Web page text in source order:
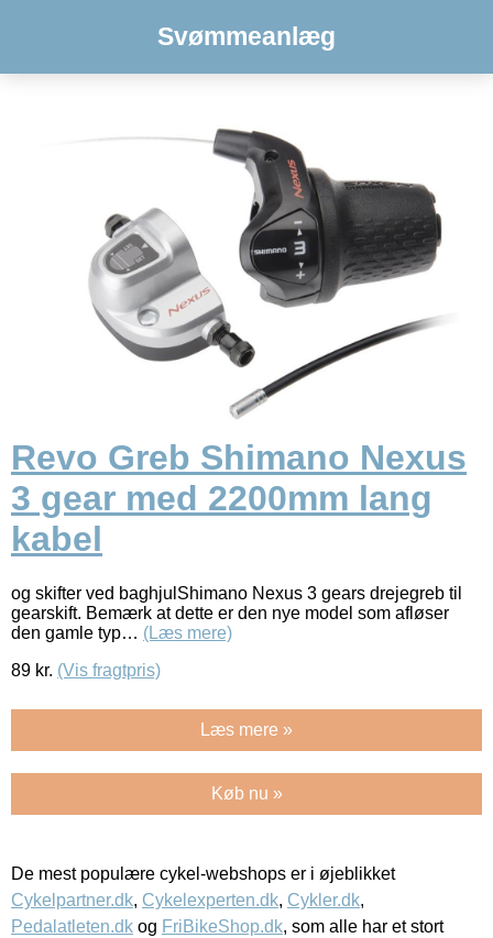
Svømmeanlæg
Revo Greb Shimano Nexus
3 gear med 2200mm lang
kabel
og skifter ved baghjulShimano Nexus 3 gears drejegreb til
gearskift. Bemærk at dette er den nye model som afløser
den gamle typ… (Læs mere)
89 kr. (Vis fragtpris)
Læs mere »
Køb nu »
De mest populære cykel-webshops er i øjeblikket
Cykelpartner.dk, Cykelexperten.dk, Cykler.dk,
Pedalatleten.dk og FriBikeShop.dk, som alle har et stort